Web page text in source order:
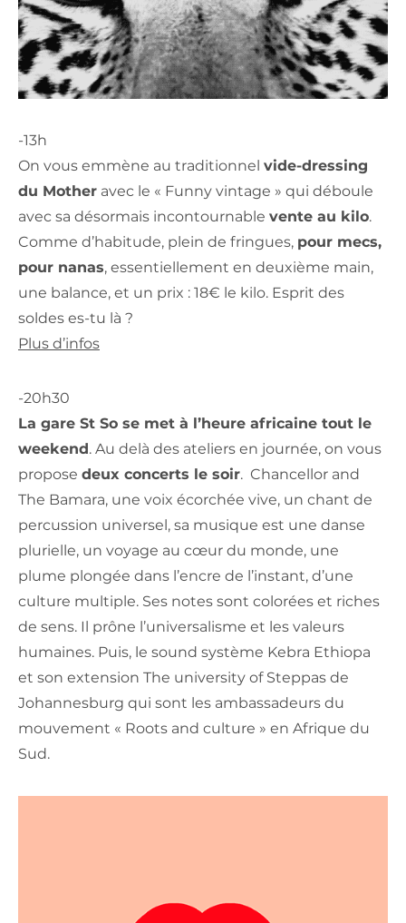
-13h
On vous emmène au traditionnel vide-dressing
du Mother avec le « Funny vintage » qui déboule
avec sa désormais incontournable vente au kilo.
Comme d’habitude, plein de fringues, pour mecs,
pour nanas, essentiellement en deuxième main,
une balance, et un prix : 18€ le kilo. Esprit des
soldes es-tu là ?
Plus d’infos
-20h30
La gare St So se met à l’heure africaine tout le
weekend . Au delà des ateliers en journée, on vous
propose deux concerts le soir. Chancellor and
The Bamara, une voix écorchée vive, un chant de
percussion universel, sa musique est une danse
plurielle, un voyage au cœur du monde, une
plume plongée dans l’encre de l’instant, d’une
culture multiple. Ses notes sont colorées et riches
de sens. Il prône l’universalisme et les valeurs
humaines. Puis, le sound système Kebra Ethiopa
et son extension The university of Steppas de
Johannesburg qui sont les ambassadeurs du
mouvement « Roots and culture » en Afrique du
Sud.